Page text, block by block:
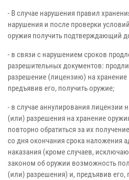
- В случае нарушения правил
нарушения и после проверки
оружия получить подтверждающий
- в связи с нарушением сроков
разрешительных документов:
разрешение (лицензию) на
предъявив его, получить оружие;
- в случае аннулирования лицензии
(или) разрешения на хранение
повторно обратиться за их
со дня окончания срока наложения
наказания (кроме случаев,
законом об оружии возможность
(или) разрешения) и, предъявив его,